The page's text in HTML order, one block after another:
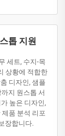
톱 지원
세트, 수지-목
상황에 적합한
디자인, 샘플
지 원스톱 서
높은 디자인,
품 분석 리포
장합니다.